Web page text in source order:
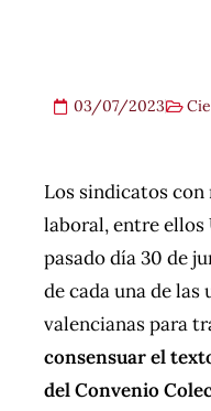
03/07/2023
Los sindicatos
laboral, entre ellos
pasado día 30 de
de cada una de
valencianas para
consensuar el
del Convenio